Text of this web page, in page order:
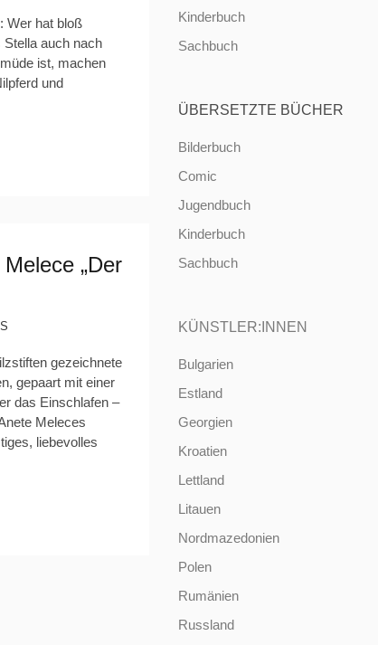
Wer hat bloß
auch nach
ist, machen
und
„Der
gezeichnete
gepaart mit einer
das Einschlafen –
Meleces
liebevolles
Kinderbuch
Sachbuch
ÜBERSETZTE BÜCHER
Bilderbuch
Comic
Jugendbuch
Kinderbuch
Sachbuch
KÜNSTLER:INNEN
Bulgarien
Estland
Georgien
Kroatien
Lettland
Litauen
Nordmazedonien
Polen
Rumänien
Russland